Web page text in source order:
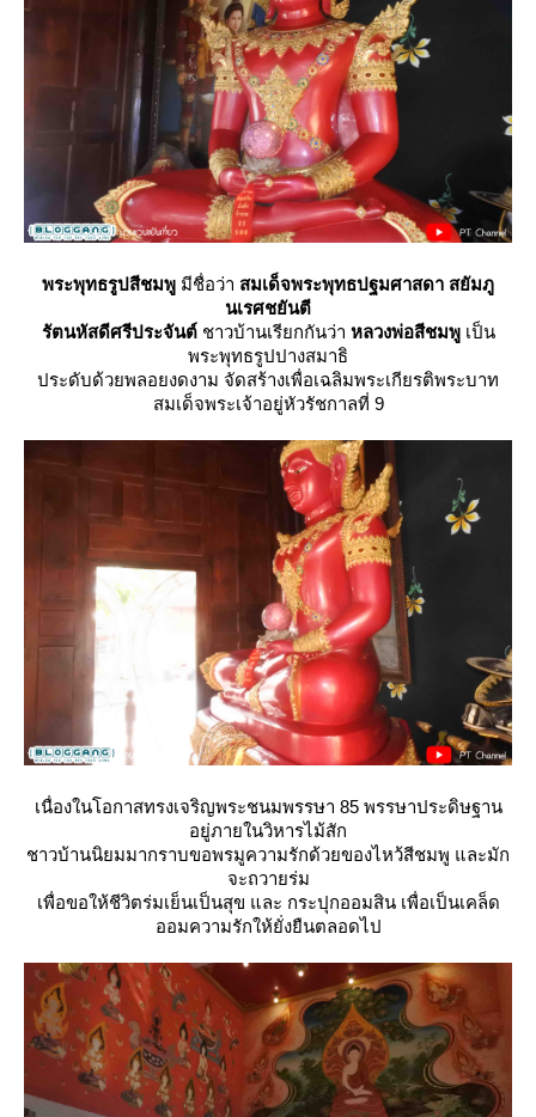
พระพุทธรูปสีชมพู มีชื่อว่า สมเด็จพระพุทธปฐมศาสดา สยัมภู
นเรศชยันตี
รัตนหัสดีศรีประจันต์ชาวบ้านเรียกกันว่า หลวงพ่อสีชมพูเป็น
พระพุทธรูปปางสมาธิ
ประดับด้วยพลอยงดงาม จัดสร้างเพื่อเฉลิมพระเกียรติพระบาท
สมเด็จพระเจ้าอยู่หัวรัชกาลที่ 9
เนื่องในโอกาสทรงเจริญพระชนมพรรษา 85 พรรษาประดิษฐาน
อยู่ภายในวิหารไม้สัก
ชาวบ้านนิยมมากราบขอพรมูความรักด้วยของไหว้สีชมพู และมัก
จะถวายร่ม
เพื่อขอให้ชีวิตร่มเย็นเป็นสุข และ กระปุกออมสิน เพื่อเป็นเคล็ด
ออมความรักให้ยั่งยืนตลอดไป